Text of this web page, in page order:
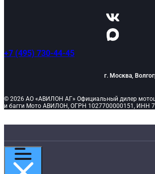
+7 (495) 730-44-45
г. Москва,
© 2026 АО «АВИЛОН АГ» Официальный дилер
и багги Мото АВИЛОН, ОГРН 1027700000151, ИНН